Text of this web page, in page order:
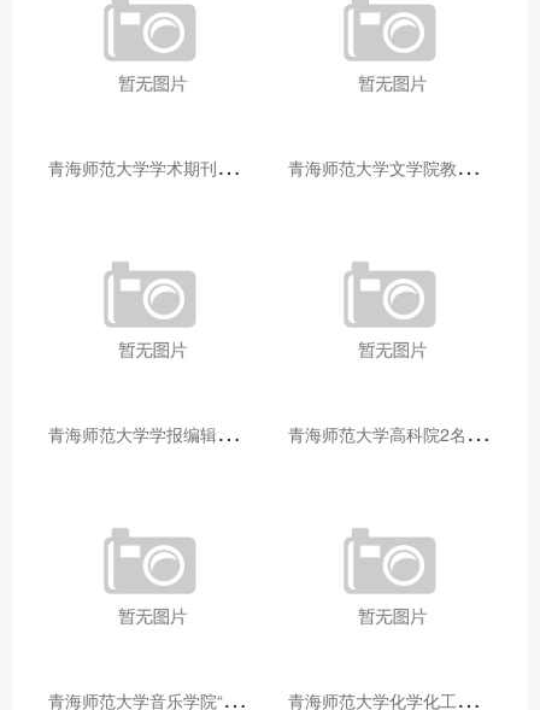
青
海师范大学学术期刊两个专栏入选2025年青海省期刊重点专栏 青
海师范大学文学院教师赴山东省相关高校和学术机构交流学习
青
海师范大学学报编辑部赴大通县城关镇上毛佰胜村开展帮扶慰问活动 青
海师范大学高科院2名专家当选中国科学院院士
青
海师范大学音乐学院“青舞华章”本科舞蹈专业中期汇报圆满落幕 青
海师范大学化学化工学院开展铸牢中华民族共同体意识大讲堂活动